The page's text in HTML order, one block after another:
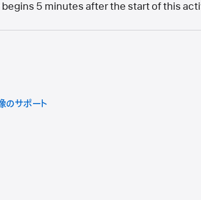
begins 5 minutes after the start of this
のサポート